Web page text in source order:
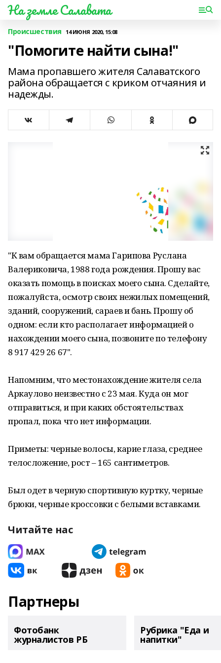
На земле Салавата
Происшествия 14 ИЮНЯ 2020, 15:08
"Помогите найти сына!"
Мама пропавшего жителя Салаватского
района обращается с криком отчаяния и
надежды.
"К вам обращается мама Гарипова Руслана
Валериковича, 1988 года рождения. Прошу вас
оказать помощь в поисках моего сына. Сделайте,
пожалуйста, осмотр своих нежилых помещений,
зданий, сооружений, сараев и бань. Прошу об
одном: если кто располагает информацией о
нахождении моего сына, позвоните по телефону
8 917 429 26 67".
Напомним, что местонахождение жителя села
Аркаулово неизвестно с 23 мая. Куда он мог
отправиться, и при каких обстоятельствах
пропал, пока что нет информации.
Приметы: черные волосы, карие глаза, среднее
телосложение, рост – 165 сантиметров.
Был одет в черную спортивную куртку, черные
брюки, черные кроссовки с белыми вставками.
Читайте нас
Партнеры
Фотобанк
журналистов РБ
Рубрика "Еда и
напитки"